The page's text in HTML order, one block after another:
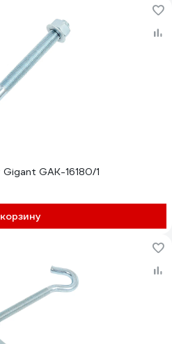
GAK-16180/1